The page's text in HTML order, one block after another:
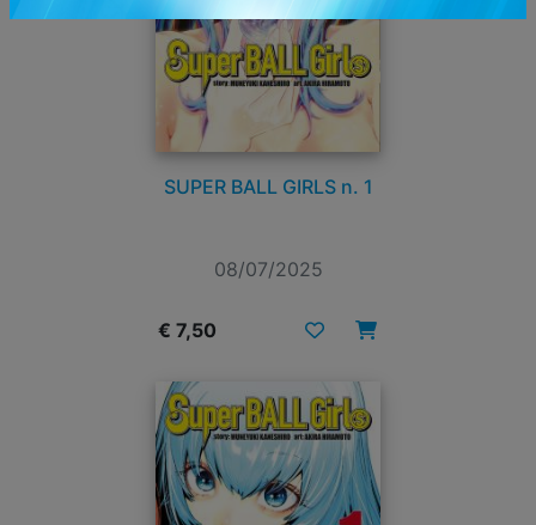
SUPER BALL GIRLS n. 1
08/07/2025
€ 7,50